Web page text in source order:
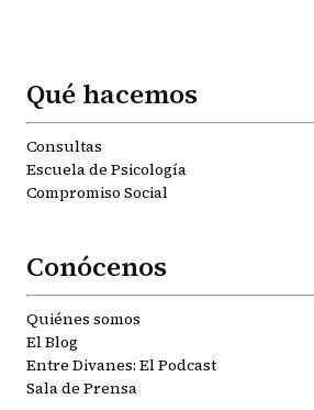
Qué hacemos
Consultas
Escuela de Psicología
Compromiso Social
Conócenos
Quiénes somos
El Blog
Entre Divanes: El Podcast
Sala de Prensa